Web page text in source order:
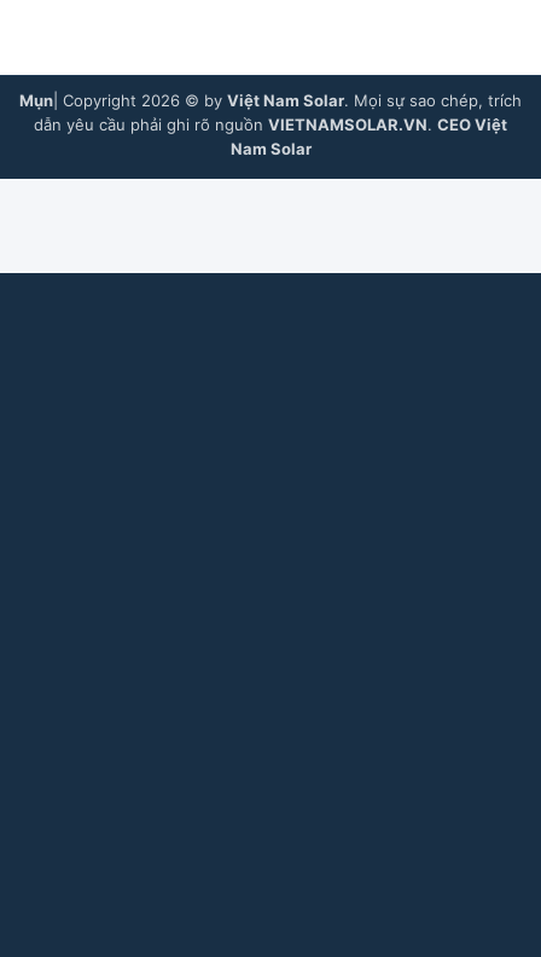
Mụn | Copyright 2026 © by Việt Nam Solar. Mọi sự sao chép, trích
dẫn yêu cầu phải ghi rõ nguồn VIETNAMSOLAR.VN. CEO Việt
Nam Solar